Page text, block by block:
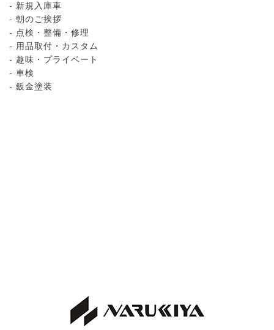
新規入庫車
朝のご挨拶
点検・整備・修理
用品取付・カスタム
趣味・プライベート
車検
鈑金塗装